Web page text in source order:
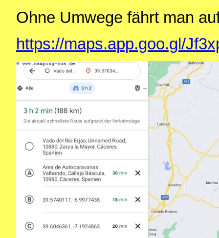
Ohne Umwege fährt man
https://maps.app.goo.gl/